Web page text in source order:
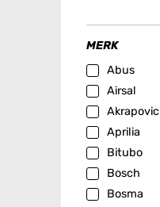
MERK
Abus
Airsal
Akrapovic
Aprilia
Bitubo
Bosch
Bosma